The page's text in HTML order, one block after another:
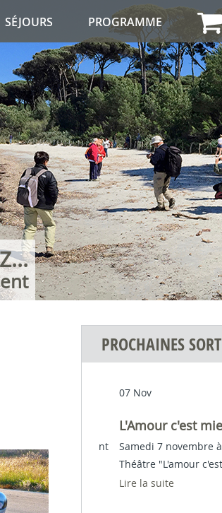
SÉJOURS PROGRAMME
!
PROCHAINES
7 novembre à Colbert... Soirée
"L'amour c'est mie...
suite
Pablo
Mira